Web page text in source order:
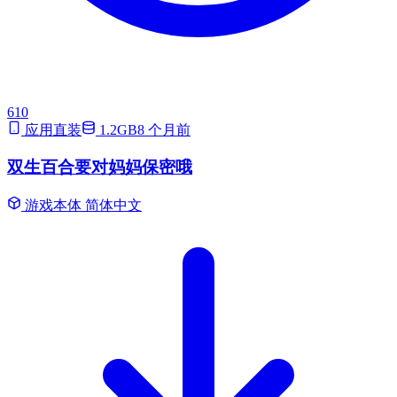
610
应用直装
1.2GB8 个月前
双生百合要对妈妈保密哦
游戏本体 简体中文